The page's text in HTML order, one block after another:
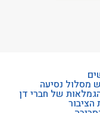
מסלול נסיעה
של חברי דן
הציבור